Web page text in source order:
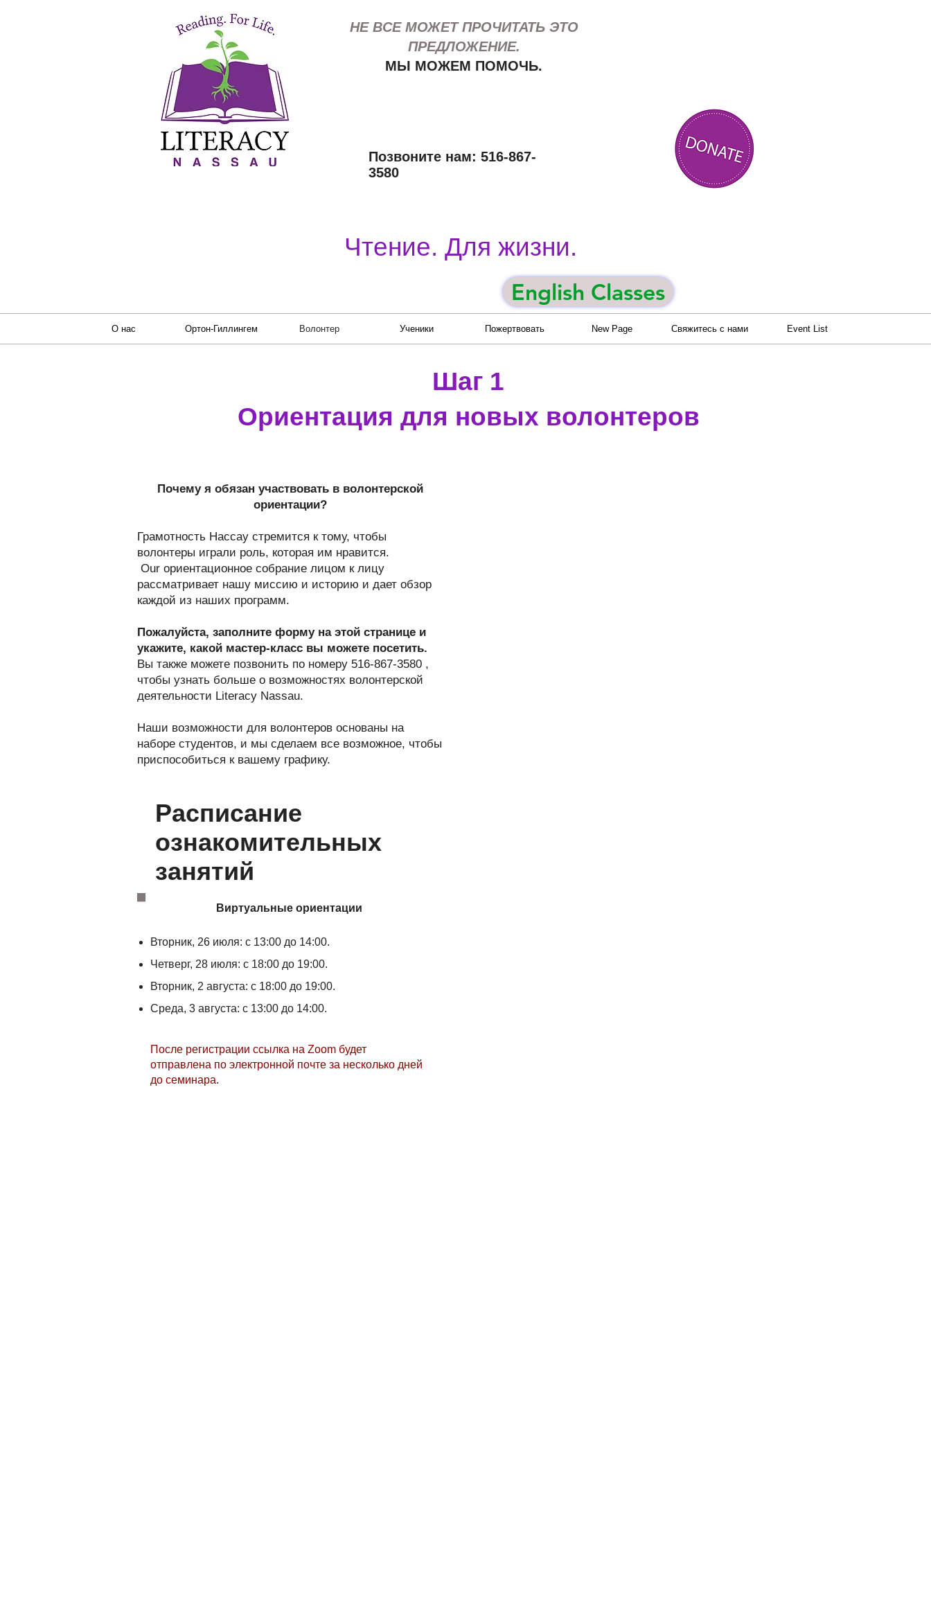
НЕ ВСЕ МОЖЕТ ПРОЧИТАТЬ ЭТО
ПРЕДЛОЖЕНИЕ.
МЫ МОЖЕМ ПОМОЧЬ.
Позвоните нам: 516-867-
3580
Чтение. Для жизни.
English Classes
О нас Ортон-Гиллингем Волонтер Ученики Пожертвовать New Page Свяжитесь с нами Event List
Шаг 1
Ориентация для новых волонтеров
Почему я обязан участвовать в волонтерской
ориентации?
Грамотность Нассау стремится к тому, чтобы
волонтеры играли роль, которая им нравится.
Our ориентационное собрание лицом к лицу
рассматривает нашу миссию и историю и дает обзор
каждой из наших программ.
Пожалуйста, заполните форму на этой странице и
укажите, какой мастер-класс вы можете посетить.
Вы также можете позвонить по номеру 516-867-3580 ,
чтобы узнать больше о возможностях волонтерской
деятельности Literacy Nassau.
Наши возможности для волонтеров основаны на
наборе студентов, и мы сделаем все возможное, чтобы
приспособиться к вашему графику.
Расписание
ознакомительных
занятий
Виртуальные ориентации
Вторник, 26 июля: с 13:00 до 14:00.
Четверг, 28 июля: с 18:00 до 19:00.
Вторник, 2 августа: с 18:00 до 19:00.
Среда, 3 августа: с 13:00 до 14:00.
После регистрации ссылка на Zoom будет
отправлена по электронной почте за несколько дней
до семинара.